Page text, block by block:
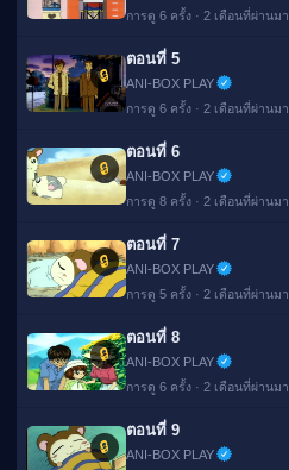
การดู 6 ครั้ง · 2 เดือนที่ผ่านมา
🔒
ตอนที่ 5
ANI-BOX PLAY
การดู 6 ครั้ง · 2 เดือนที่ผ่านมา
🔒
ตอนที่ 6
ANI-BOX PLAY
การดู 8 ครั้ง · 2 เดือนที่ผ่านมา
🔒
ตอนที่ 7
ANI-BOX PLAY
การดู 5 ครั้ง · 2 เดือนที่ผ่านมา
🔒
ตอนที่ 8
ANI-BOX PLAY
การดู 6 ครั้ง · 2 เดือนที่ผ่านมา
🔒
ตอนที่ 9
ANI-BOX PLAY